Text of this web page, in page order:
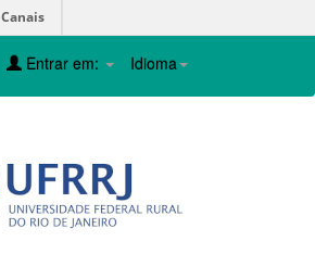
Canais
Idioma
Entrar em: